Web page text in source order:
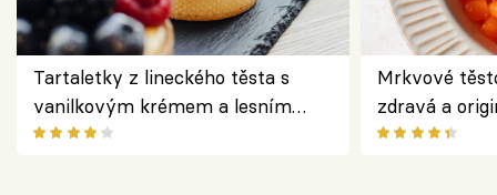
Tartaletky z lineckého těsta s
vanilkovým krémem a lesním
ovocem podle Bread Society
Mrkvové
zdravá a
klasiky